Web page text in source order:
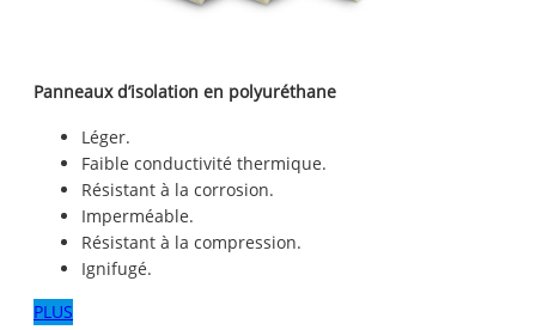
Panneaux d’isolation en polyuréthane
Léger.
Faible conductivité thermique.
Résistant à la corrosion.
Imperméable.
Résistant à la compression.
Ignifugé.
PLUS